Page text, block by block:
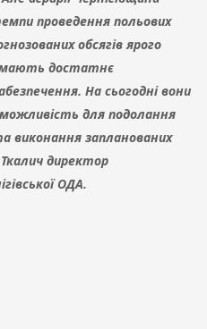
проведення польових
обсягів ярого
мають достатнє
На сьогодні вони
для подолання
виконання запланованих
директор
ОДА.